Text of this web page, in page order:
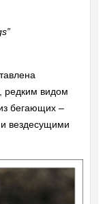
редким видом
бегающих –
вездесущими